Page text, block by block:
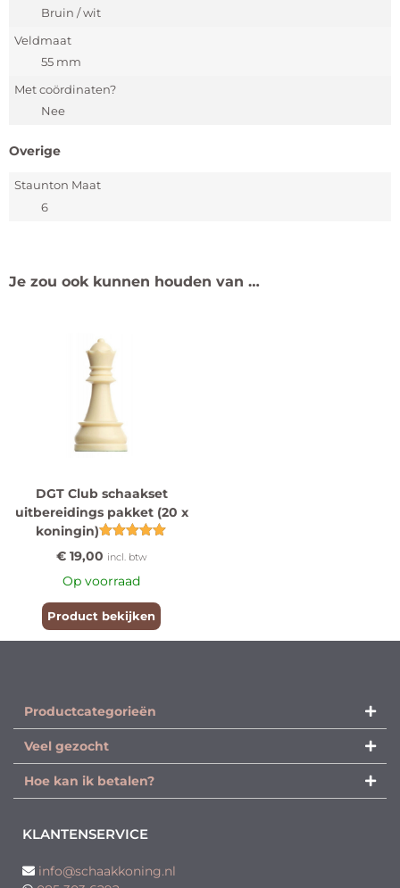
Bruin / wit
Veldmaat
55 mm
Met coördinaten?
Nee
Overige
Staunton Maat
6
Je zou ook kunnen houden van …
DGT Club schaakset
uitbereidings pakket (20 x
koningin)
5.00
uit 5
€ 19,00 incl. btw
Op voorraad
Product bekijken
Productcategorieën​
Veel gezocht
Hoe kan ik betalen?
KLANTENSERVICE
info@schaakkoning.nl